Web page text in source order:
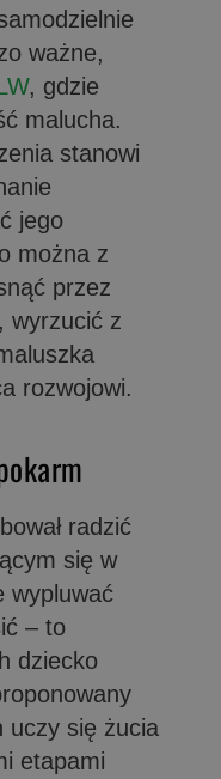
ważne,
, gdzie
malucha.
stanowi
jego
można z
przez
wyrzucić z
rozwojowi.
radzić
się w
wypluwać
– to
dziecko
uczy się żucia
etapami